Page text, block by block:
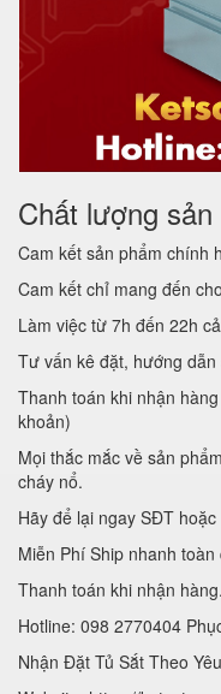
Chất lượng sản
Cam kết sản phẩm chính
Cam kết chỉ mang đến
Làm việc từ 7h đến 22h
Tư vấn kê đặt, hướng
Thanh toán khi nhận
khoản)
Mọi thắc mắc về sản
cháy nổ.
Hãy để lại ngay SĐT
Miễn Phí Ship nhanh toàn
Thanh toán khi nhận hàng.
Hotline: 098 2770404
Nhận Đặt Tủ Sắt Theo